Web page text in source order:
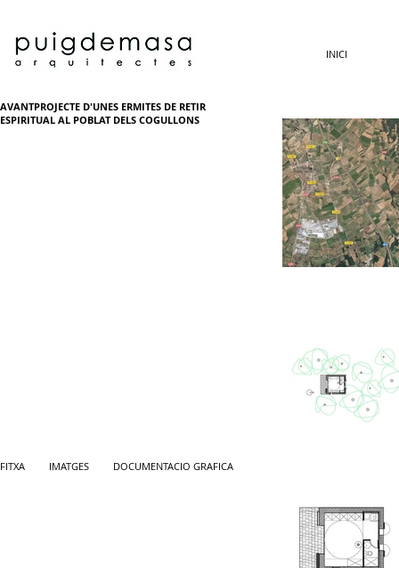
INICI
AVANTPROJECTE D'UNES ERMITES DE RETIR
ESPIRITUAL AL POBLAT DELS COGULLONS
FITXA IMATGES DOCUMENTACIO GRAFICA